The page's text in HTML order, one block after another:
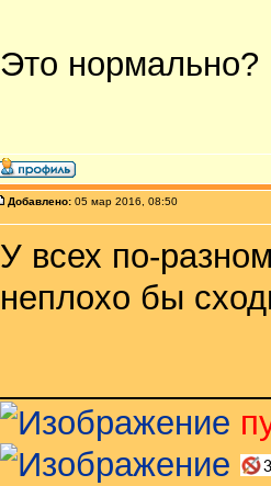
Это нормально?
Добавлено: 05 мар 2016, 08:50
У всех по-
неплохо бы